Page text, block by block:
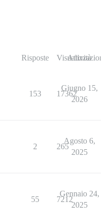
Risposte Visualizzazioni
Attività
153 17362
Giugno 15,
2026
2 265
Agosto 6,
2025
55 7212
Gennaio 24,
2025